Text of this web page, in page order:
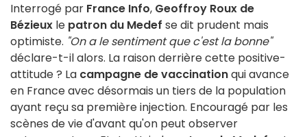
Interrogé par France Info, Geoffroy Roux de
Bézieux le patron du Medef se dit prudent mais
optimiste. "On a le sentiment que c'est la bonne"
déclare-t-il alors. La raison derrière cette positive-
attitude ? La campagne de vaccinationqui avance
en France avec désormais un tiers de la population
ayant reçu sa première injection. Encouragé par les
scènes de vie d'avant qu'on peut observer